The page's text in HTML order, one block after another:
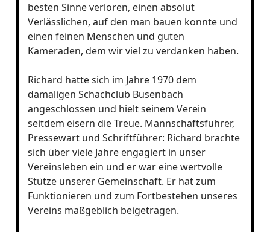
besten Sinne verloren, einen absolut
Verlässlichen, auf den man bauen konnte und
einen feinen Menschen und guten
Kameraden, dem wir viel zu verdanken haben.
Richard hatte sich im Jahre 1970 dem
damaligen Schachclub Busenbach
angeschlossen und hielt seinem Verein
seitdem eisern die Treue. Mannschaftsführer,
Pressewart und Schriftführer: Richard brachte
sich über viele Jahre engagiert in unser
Vereinsleben ein und er war eine wertvolle
Stütze unserer Gemeinschaft. Er hat zum
Funktionieren und zum Fortbestehen unseres
Vereins maßgeblich beigetragen.